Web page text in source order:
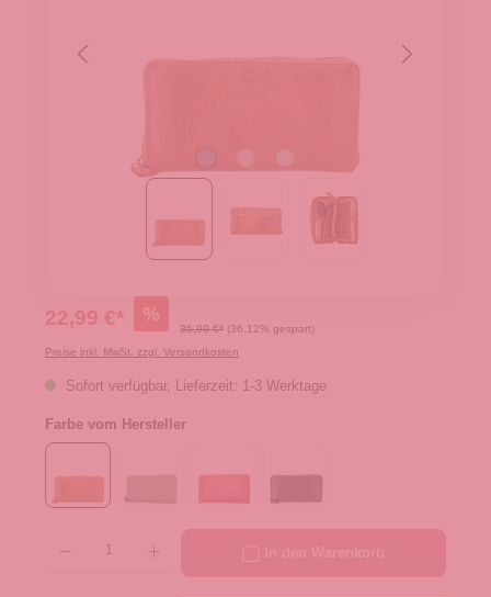
22,99 €* %
35,99 €* (36.12% gespart)
Preise inkl. MwSt. zzgl. Versandkosten
Sofort verfügbar, Lieferzeit: 1-3 Werktage
Farbe vom Hersteller